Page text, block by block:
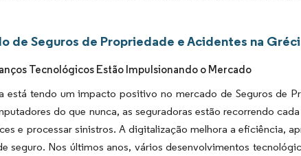
de Seguros de Propriedade e Acidentes na
Tecnológicos Estão Impulsionando o Mercado
está tendo um impacto positivo no mercado de Seguros de
do que nunca, as seguradoras estão recorrendo
e processar sinistros. A digitalização melhora a eficiência,
seguro. Nos últimos anos, vários desenvolvimentos